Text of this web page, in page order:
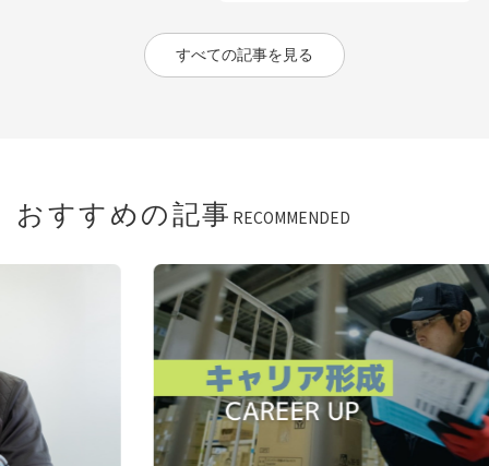
すべての記事を見る
おすすめの記事 RECOMMENDED